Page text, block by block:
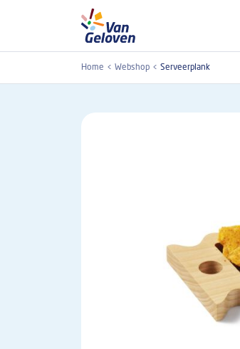
Overslaan en naar de inhoud gaan
Home Webshop Serveerplank